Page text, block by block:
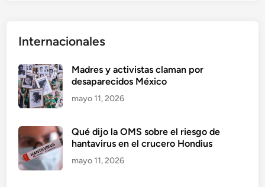
Internacionales
Madres y activistas claman por
desaparecidos México
mayo 11, 2026
Qué dijo la OMS sobre el riesgo de
hantavirus en el crucero Hondius
mayo 11, 2026